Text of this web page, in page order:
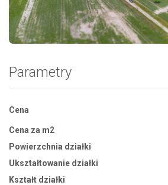
Zdjęcie 1
Parametry
Cena
Cena za m2
Powierzchnia działki
Ukształtowanie działki
Kształt działki